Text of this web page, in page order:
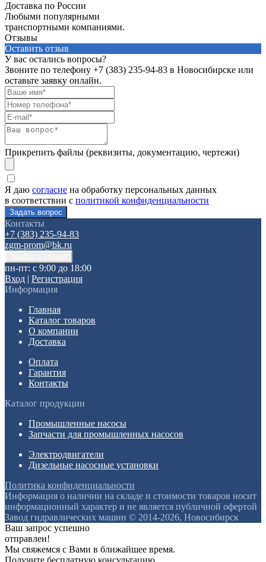
Доставка по России
Любыми популярными
транспортными компаниями.
Отзывы
Оставить отзыв
У вас остались вопросы?
Звоните по телефону +7 (383) 235-94-83 в Новосибирске или
оставьте заявку онлайн.
Прикрепить файлы (реквизиты, документацию, чертежи)
Я даю согласие на обработку персональных данных
в соответствии с политикой конфиденциальности
Контакты
+7 (383) 235-94-83
zgm-prom@bk.ru
пн-пт: с 9:00 до 18:00
Вход | Регистрация
Информация
Главная
Каталог товаров
О компании
Доставка
Оплата
Гарантия
Контакты
Каталог продукции
Промышленные насосы
Запчасти для промышленных насосов
Электродвигатели
Дизельные насосные установки
Политика конфиденциальности
Информация о наличии на складе и стоимости товаров носит
информационный характер и не является публичной офертой
Завод гидравлических машин © 2014-2026, Новосибирск
Ваш запрос успешно
отправлен!
Мы свяжемся с Вами в ближайшее время.